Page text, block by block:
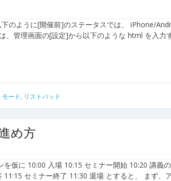
のように[開催前]のステータスでは、 iPhone/
、管理画面の[設定]から以下のような html を入力
モード, リストパッド
め方
を仮に 10:00 入場 10:15 セミナー開始 10:20 講義
11:15 セミナー終了 11:30 退場 とすると、 まず、